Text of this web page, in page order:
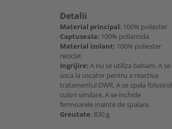
Detalii
Material principal: 100% poliester
Captuseala: 100% poliamida
Material izolant: 100% poliester
reciclat
Ingrijire: A nu se utiliza balsam. A se
usca la uscator pentru a reactiva
tratamentul DWR. A se spala folosind
culori similare. A se inchide
fermoarele inainte de spalare.
Greutate: 830 g